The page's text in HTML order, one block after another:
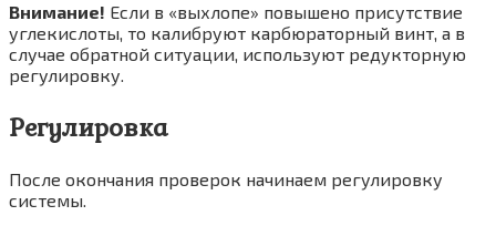
Внимание! Если в «выхлопе» повышено присутствие
углекислоты, то калибруют карбюраторный винт, а в
случае обратной ситуации, используют редукторную
регулировку.
Регулировка
После окончания проверок начинаем регулировку
системы.